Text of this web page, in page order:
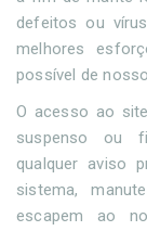
defeitos ou
melhores
possível de
O acesso ao
suspenso ou
qualquer aviso
sistema,
escapem ao